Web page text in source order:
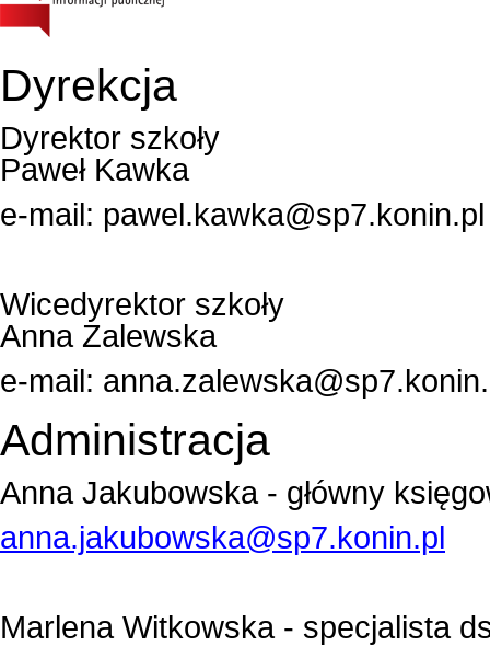
Dyrekcja
Dyrektor szkoły
Paweł Kawka
e-mail: pawel.kawka@sp7.konin.pl
Wicedyrektor szkoły
Anna Zalewska
e-mail:
Administracja
Anna Jakubowska - główny
anna.jakubowska@sp7.konin.pl
Marlena Witkowska - specjalista